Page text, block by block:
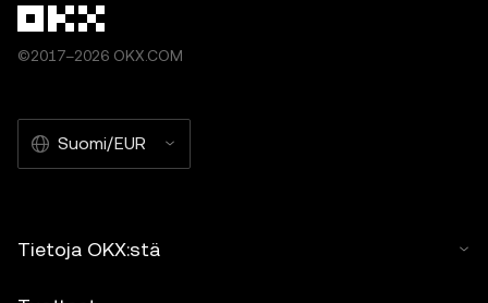
©2017–2026 OKX.COM
Suomi/EUR
Tietoja OKX:stä